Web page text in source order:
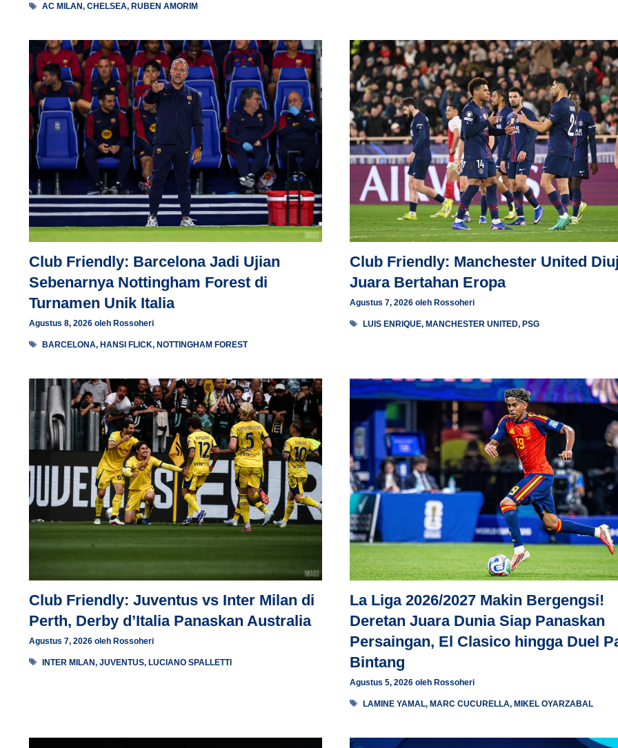
Tag
AC MILAN,CHELSEA, RUBEN AMORIM
Club Friendly: Barcelona Jadi Ujian
Sebenarnya Nottingham Forest di
Turnamen Unik Italia
Agustus 8, 2026 oleh Rossoheri
Tag
BARCELONA, HANSI FLICK, NOTTINGHAM FOREST
Club Friendly: Manchester United
Juara Bertahan Eropa
Agustus 7, 2026 oleh Rossoheri
Tag
LUIS ENRIQUE, MANCHESTER UNITED, PSG
Club Friendly: Juventus vs Inter Milan di
Perth, Derby d’Italia Panaskan Australia
Agustus 7, 2026 oleh Rossoheri
Tag
INTER MILAN,JUVENTUS,LUCIANO SPALLETTI
La Liga 2026/2027 Makin Bergengsi!
Deretan Juara Dunia Siap Panaskan
Persaingan, El Clasico hingga Duel
Bintang
Agustus 5, 2026 oleh Rossoheri
Tag
LAMINE YAMAL,MARC CUCURELLA,MIKEL OYARZABAL